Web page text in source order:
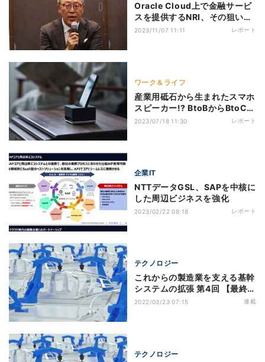
Oracle Cloud上で金融サービ
スを提供するNRI、その狙いと
は - 生成AIのPoCも
2023/11/07 11:11 レポート
ワーク＆ライフ
産業用砥石から生まれたスマホ
スピーカー!? BtoBからBtoCへ
——国広産業とNTT DXパート
2023/07/18 11:30 レポート
企業IT
NTTデータGSL、SAPを中核に
した周辺ビジネスを強化
2023/02/22 08:18 レポート
テクノロジー
これからの製造業を支える基幹
システムの拡張 第4回 【最終
回】プロジェクト管理と収支管
2022/03/23 07:15 連載
テクノロジー